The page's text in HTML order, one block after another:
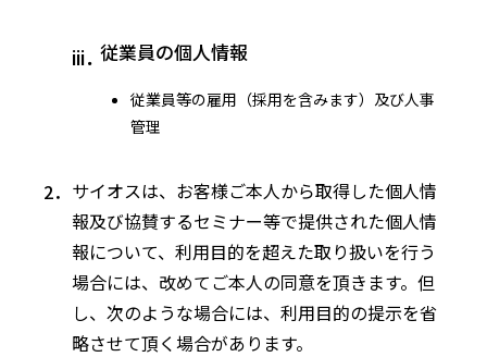
従業員の個人情報
従業員等の雇用（採用を含みます）及び人事
管理
サイオスは、お客様ご本人から取得した個人情
報及び協賛するセミナー等で提供された個人情
報について、利用目的を超えた取り扱いを行う
場合には、改めてご本人の同意を頂きます。但
し、次のような場合には、利用目的の提示を省
略させて頂く場合があります。